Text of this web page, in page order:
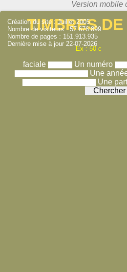
TIMBRES
Ex : 50 c
faciale Un numéro
Une
Une
Création du site : Juillet 2005
Nombre de visiteurs : 57.676.899
Nombre de pages : 151.913.935
Dernière mise à jour 22-07-2026